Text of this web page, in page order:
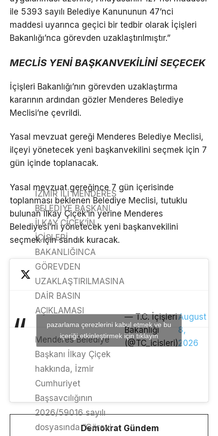
ile 5393 sayılı Belediye Kanununun 47’nci
maddesi uyarınca geçici bir tedbir olarak İçişleri
Bakanlığı’nca görevden uzaklaştırılmıştır.”
MECLİS YENİ BAŞKANVEKİLİNİ SEÇECEK
İçişleri Bakanlığı’nın görevden uzaklaştırma
kararının ardından gözler Menderes Belediye
Meclisi’ne çevrildi.
Yasal mevzuat gereği Menderes Belediye Meclisi,
ilçeyi yönetecek yeni başkanvekilini seçmek için 7
gün içinde toplanacak.
Yasal mevzuat gereğince 7 gün içerisinde
toplanması beklenen Belediye Meclisi, tutuklu
bulunan İlkay Çiçek’in yerine Menderes
Belediyesi’ni yönetecek yeni başkanvekilini
seçmek için sandık kuracak.
İZMİR İLİ MENDERES
BELEDİYE BAŞKANI
İLKAY ÇİÇEK’İN
İÇİŞLERİ
BAKANLIĞINCA
GÖREVDEN
UZAKLAŞTIRILMASINA
DAİR BASIN
AÇIKLAMASI
Menderes Belediye
Başkanı İlkay Çiçek
hakkında, İzmir
Cumhuriyet
Başsavcılığının
2026/59016 sayılı
dosyasında “Görevi
— T.C. İçişleri
Bakanlığı
(@TC_icisleri)
August
8,
2026
pazarlama çerezlerini kabul etmek ve bu
içeriği etkinleştirmek için tıklayın
Demokrat Gündem